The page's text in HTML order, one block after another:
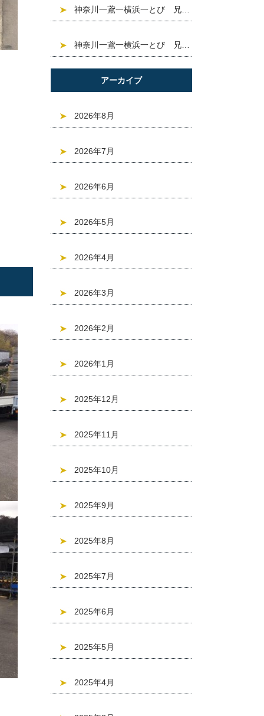
アーカイブ
2026年8月
2026年7月
2026年6月
2026年5月
2026年4月
2026年3月
2026年2月
2026年1月
2025年12月
2025年11月
2025年10月
2025年9月
2025年8月
2025年7月
2025年6月
2025年5月
2025年4月